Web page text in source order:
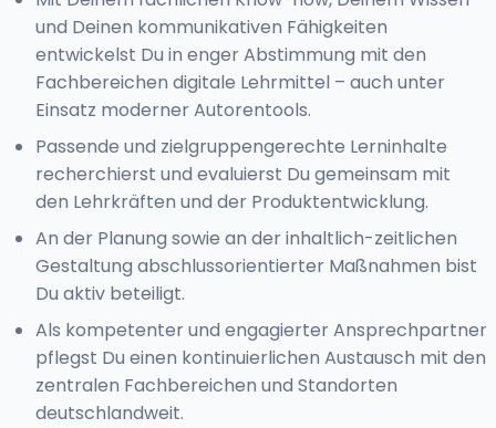
und Deinen kommunikativen Fähigkeiten
entwickelst Du in enger Abstimmung mit den
Fachbereichen digitale Lehrmittel – auch unter
Einsatz moderner Autorentools.
Passende und zielgruppengerechte Lerninhalte
recherchierst und evaluierst Du gemeinsam mit
den Lehrkräften und der Produktentwicklung.
An der Planung sowie an der inhaltlich-zeitlichen
Gestaltung abschlussorientierter Maßnahmen bist
Du aktiv beteiligt.
Als kompetenter und engagierter Ansprechpartner
pflegst Du einen kontinuierlichen Austausch mit den
zentralen Fachbereichen und Standorten
deutschlandweit.